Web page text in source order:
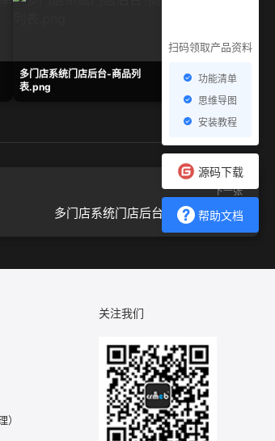
扫码领取产品资料
功能清单
思维导图
安装教程
源码下载
帮助文档
多门店系统门店后台-商品列
表.png
多门店系统门店后台
单.png
下一张
多门店系统门店后台-转账申请.png
关注我们